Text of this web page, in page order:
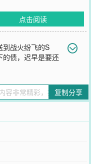
点击阅读
到战火纷飞的S
债，迟早是要还
记向您QQ群和微博微信
复制分享